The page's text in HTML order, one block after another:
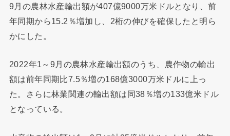
9月の農林水産輸出額が407億9000万米ドルとなり、前
年同期から15.2％増加し、2桁の伸びを確保したと明ら
かにした。
2022年1～9月の農林水産輸出額のうち、農作物の輸出
額は前年同期比7.5％増の168億3000万米ドルに上っ
た。さらに林業関連の輸出額は同38％増の133億米ドル
となっている。